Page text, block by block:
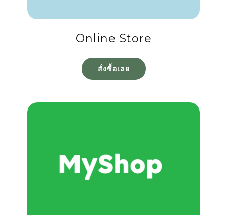
Online Store
สั่งซื้อเลย